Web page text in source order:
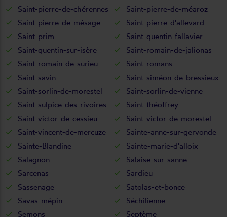
Saint-pierre-de-chérennes
Saint-pierre-de-méaroz
Saint-pierre-de-mésage
Saint-pierre-d'allevard
Saint-prim
Saint-quentin-fallavier
Saint-quentin-sur-isère
Saint-romain-de-jalionas
Saint-romain-de-surieu
Saint-romans
Saint-savin
Saint-siméon-de-bressieux
Saint-sorlin-de-morestel
Saint-sorlin-de-vienne
Saint-sulpice-des-rivoires
Saint-théoffrey
Saint-victor-de-cessieu
Saint-victor-de-morestel
Saint-vincent-de-mercuze
Sainte-anne-sur-gervonde
Sainte-Blandine
Sainte-marie-d'alloix
Salagnon
Salaise-sur-sanne
Sarcenas
Sardieu
Sassenage
Satolas-et-bonce
Savas-mépin
Séchilienne
Semons
Septème